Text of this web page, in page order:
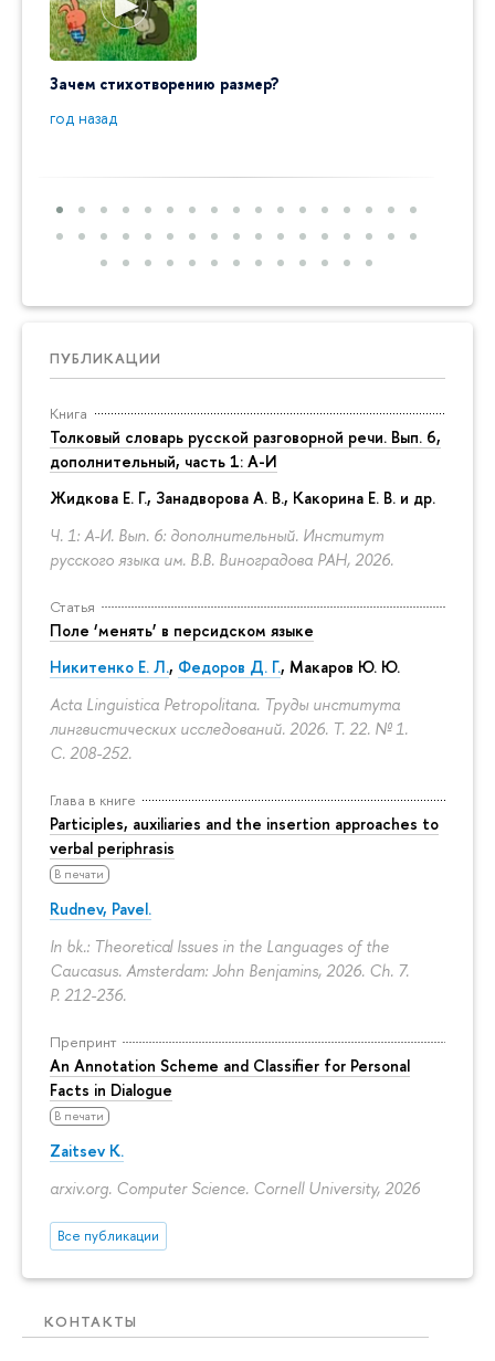
Зачем стихотворению размер?
год назад
ПУБЛИКАЦИИ
Книга
Толковый словарь русской разговорной речи. Вып. 6,
дополнительный, часть 1: А-И
Жидкова Е. Г., Занадворова А. В., Какорина Е. В. и др.
Ч. 1: А-И. Вып. 6: дополнительный. Институт
русского языка им. В.В. Виноградова РАН, 2026.
Статья
Поле ‘менять’ в персидском языке
Никитенко Е. Л., Федоров Д. Г., Макаров Ю. Ю.
Acta Linguistica Petropolitana. Труды института
лингвистических исследований. 2026. Т. 22. № 1.
С. 208-252.
Глава в книге
Participles, auxiliaries and the insertion approaches to
verbal periphrasis
В печати
Rudnev, Pavel.
In bk.: Theoretical Issues in the Languages of the
Caucasus. Amsterdam: John Benjamins, 2026. Ch. 7.
P. 212-236.
Препринт
An Annotation Scheme and Classifier for Personal
Facts in Dialogue
В печати
Zaitsev K.
arxiv.org. Computer Science. Cornell University, 2026
Все публикации
КОНТАКТЫ